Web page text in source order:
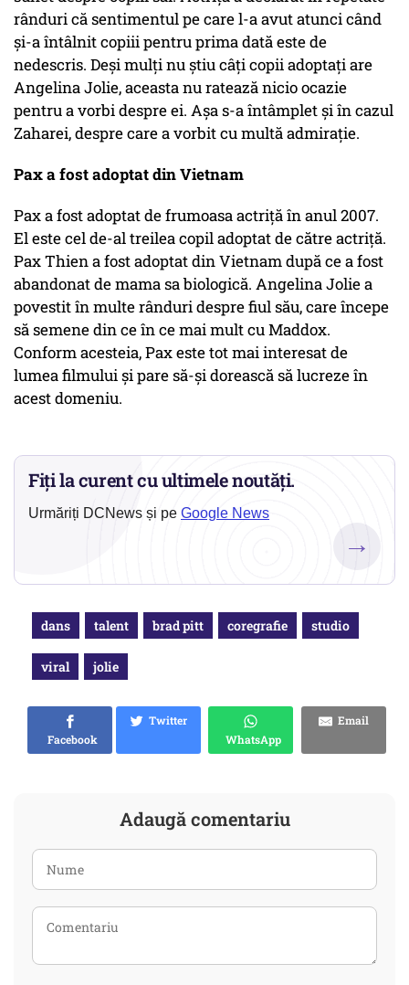
rânduri că sentimentul pe care l-a avut atunci când
și-a întâlnit copiii pentru prima dată este de
nedescris. Deși mulți nu știu câți copii adoptați are
Angelina Jolie, aceasta nu ratează nicio ocazie
pentru a vorbi despre ei. Așa s-a întâmplet și în cazul
Zaharei, despre care a vorbit cu multă admirație.
Pax a fost adoptat din Vietnam
Pax a fost adoptat de frumoasa actriță în anul 2007.
El este cel de-al treilea copil adoptat de către actriță.
Pax Thien a fost adoptat din Vietnam după ce a fost
abandonat de mama sa biologică. Angelina Jolie a
povestit în multe rânduri despre fiul său, care începe
să semene din ce în ce mai mult cu Maddox.
Conform acesteia, Pax este tot mai interesat de
lumea filmului și pare să-și dorească să lucreze în
acest domeniu.
Fiți la curent cu ultimele noutăți.
Urmăriți DCNews și pe Google News
→
dans talent brad pitt coregrafie studio
viral jolie
Facebook
Twitter
WhatsApp
Email
Adaugă comentariu